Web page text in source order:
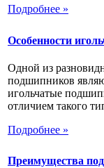
Подробнее »
Особенности
Одной из
подшипников
игольчатые
отличием такого
Подробнее »
Преимущества